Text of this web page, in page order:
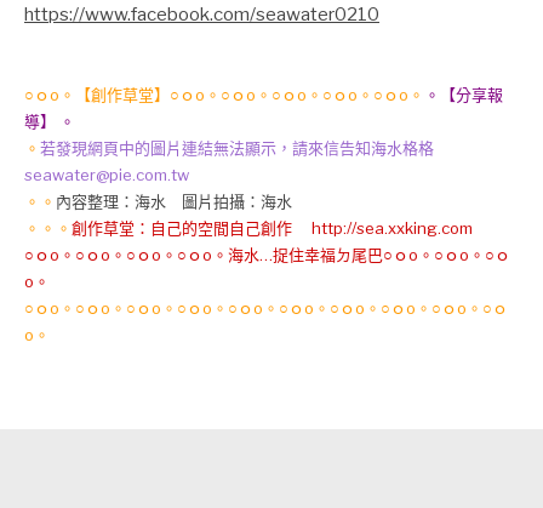
https://www.facebook.com/seawater0210
○ｏo。【創作草堂】○ｏo。○ｏo。○ｏo。○ｏo。○ｏo。 。【分享報
導】 。
。 若發現網頁中的圖片連結無法顯示，請來信告知海水格格
seawater@pie.com.tw
。。 內容整理：海水 圖片拍攝：海水
。。。 創作草堂：自己的空間自己創作 http://sea.xxking.com
○ｏo。○ｏo。○ｏo。○ｏo。海水…捉住幸福ㄉ尾巴○ｏo。○ｏo。○ｏ
o。
○ｏo。○ｏo。○ｏo。○ｏo。○ｏo。○ｏo。○ｏo。○ｏo。○ｏo。○ｏ
o。